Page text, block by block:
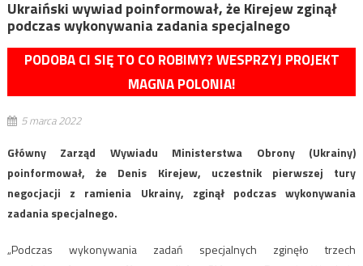
Ukraiński wywiad poinformował, że Kirejew zginął
podczas wykonywania zadania specjalnego
PODOBA CI SIĘ TO CO ROBIMY? WESPRZYJ PROJEKT
MAGNA POLONIA!
5 marca 2022
Główny Zarząd Wywiadu Ministerstwa Obrony (Ukrainy)
poinformował, że Denis Kirejew, uczestnik pierwszej tury
negocjacji z ramienia Ukrainy, zginął podczas wykonywania
zadania specjalnego.
„Podczas wykonywania zadań specjalnych zginęło trzech